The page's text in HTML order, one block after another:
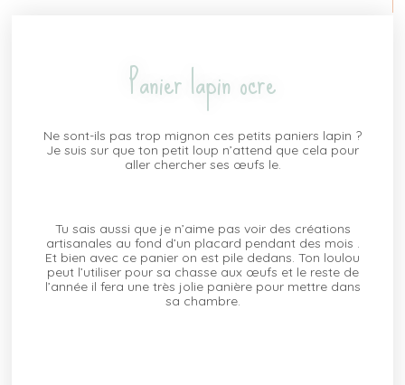
Panier lapin ocre
Ne sont-ils pas trop mignon ces petits paniers lapin ?
Je suis sur que ton petit loup n’attend que cela pour
aller chercher ses œufs le.
Tu sais aussi que je n’aime pas voir des créations
artisanales au fond d’un placard pendant des mois .
Et bien avec ce panier on est pile dedans. Ton loulou
peut l’utiliser pour sa chasse aux œufs et le reste de
l’année il fera une très jolie panière pour mettre dans
sa chambre.